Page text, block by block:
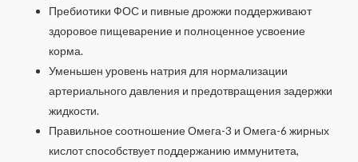
Пребиотики ФОС и пивные дрожжи поддерживают
здоровое пищеварение и полноценное усвоение
корма.
Уменьшен уровень натрия для нормализации
артериального давления и предотвращения задержки
жидкости.
Правильное соотношение Омега-3 и Омега-6 жирных
кислот способствует поддержанию иммунитета,